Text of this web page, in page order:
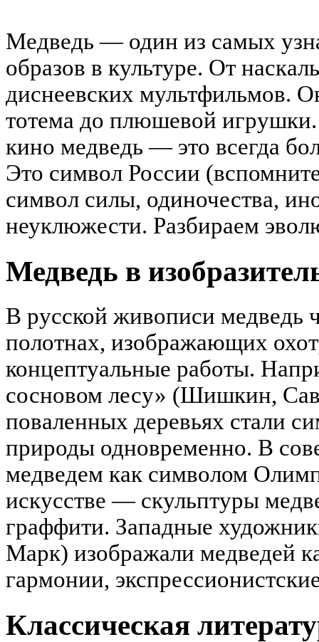
Медведь — один из самых
образов в культуре. От
диснеевских мультфильмов.
тотема до плюшевой
кино медведь — это всегда
Это символ России
символ силы, одиночества,
неуклюжести. Разбираем
Медведь в
В русской живописи медведь
полотнах, изображающих
концептуальные работы.
сосновом лесу» (Шишкин,
поваленных деревьях стали
природы одновременно. В
медведем как символом
искусстве — скульптуры
граффити. Западные
Марк) изображали медведей
гармонии,
Классическая